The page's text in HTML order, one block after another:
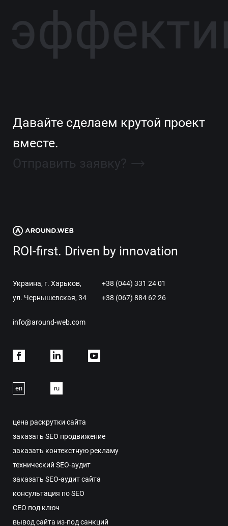
Давайте сделаем крутой проект
вместе.
Отправить заявку?
ROI-first. Driven by innovation
Украина, г. Харьков,
ул. Чернышевская, 34
+38 (044) 331 24 01
+38 (067) 884 62 26
info@around-web.com
Facebook
en ru
цена раскрутки сайта
заказать SEO продвижение
заказать контекстную рекламу
технический SEO-аудит
заказать SEO-аудит сайта
консультация по SEO
СЕО под ключ
вывод сайта из-под санкций